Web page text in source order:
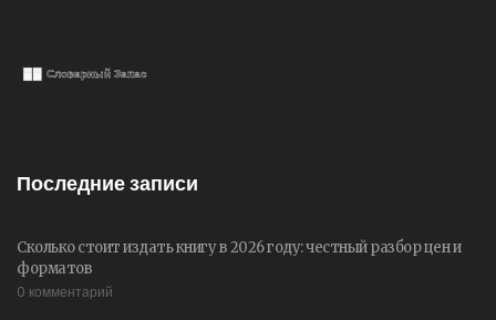
Последние записи
Сколько стоит издать книгу в 2026 году: честный разбор цен и
форматов
0 комментарий